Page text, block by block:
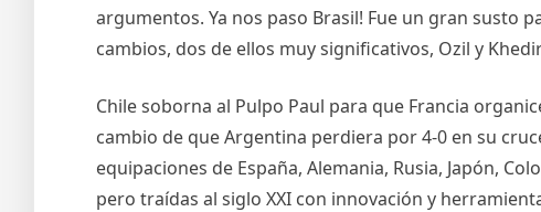
argumentos. Ya nos paso Brasil! Fue un gran susto
cambios, dos de ellos muy significativos, Ozil y
Chile soborna al Pulpo Paul para que Francia
cambio de que Argentina perdiera por 4-0 en su
equipaciones de España, Alemania, Rusia, Japón,
pero traídas al siglo XXI con innovación y